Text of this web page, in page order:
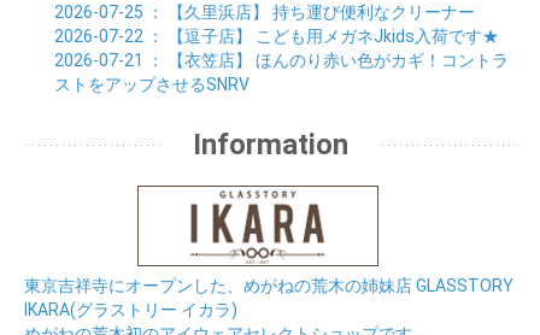
2026-07-25 ： 【久里浜店】 持ち運び便利なクリーナー
2026-07-22 ： 【逗子店】
こども用メガネJkids入荷です★
2026-07-21
： 【衣笠店】 ほんのり赤い色がカギ！コントラ
ストをアップさせるSNRV
Information
東京吉祥寺にオープンした、めがねの荒木の姉妹店 GLASSTORY
IKARA(グラストリー イカラ)